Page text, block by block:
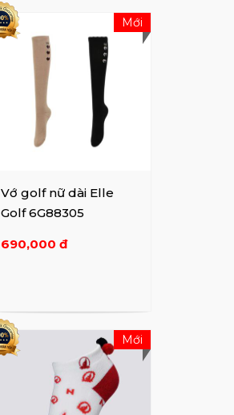
Vớ golf nữ dài Elle
Golf 6G88305
690,000 đ
Mới
Mới